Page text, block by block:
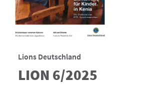
Lions Deutschland
LION 6/2025